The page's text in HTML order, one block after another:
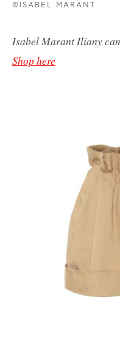
©ISABEL MARANT
Isabel Marant Iliany
Shop here